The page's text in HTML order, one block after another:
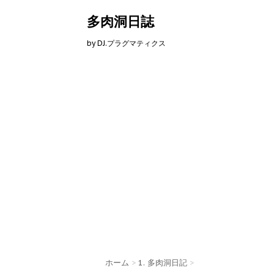
多肉洞日誌
by DJ.プラグマティクス
ホーム > 1. 多肉洞日記 >